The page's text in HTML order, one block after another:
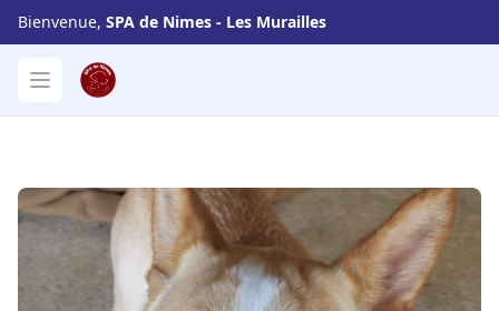
Bienvenue, SPA de Nimes - Les Murailles
Open menu
SPA de Nimes - Les Murailles